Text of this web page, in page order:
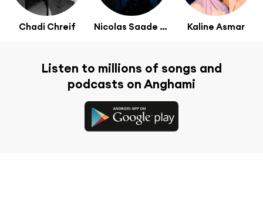
Chadi Chreif Nicolas Saade Nakhle Kaline Asmar
Listen to millions of songs and
podcasts on Anghami